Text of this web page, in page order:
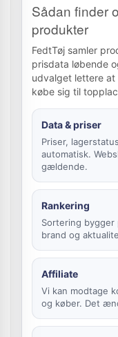
Sådan finder
produkter
FedtTøj samler
prisdata løbende
udvalget lettere at
købe sig til
Data & priser
Priser,
automatisk.
gældende.
Rankering
Sortering bygger
brand og
Affiliate
Vi kan modtage
og køber. Det